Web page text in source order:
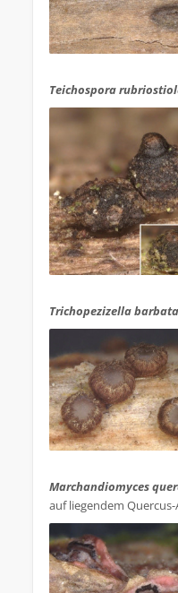
Teichospora
Trichopezizella barbata
Marchandiomyces
auf liegendem Quercus-